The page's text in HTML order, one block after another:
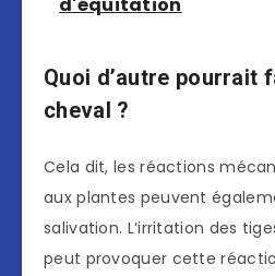
d'équitation
Quoi d’autre pourrait
cheval ?
Cela dit, les réactions
aux plantes peuvent
salivation. L’irritation des
peut provoquer cette